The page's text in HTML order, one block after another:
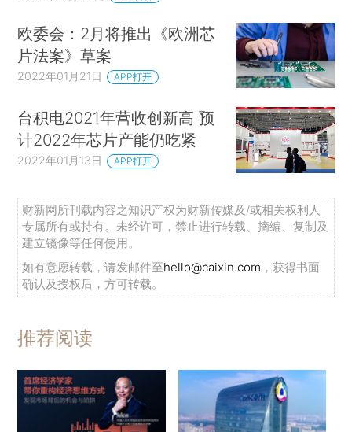
欧委会：2月将推出《欧洲芯
片法案》草案
2022年01月21日 APP打开
台积电2021年营收创新高 预
计2022年芯片产能仍吃紧
2022年01月13日 APP打开
财新网所刊载内容之知识产权为财新传媒及/或相关权利人
专属所有或持有。未经许可，禁止进行转载、摘编、复制及
建立镜像等任何使用。
如有意愿转载，请发邮件至hello@caixin.com ，获得书面
确认及授权后，方可转载。
推荐阅读